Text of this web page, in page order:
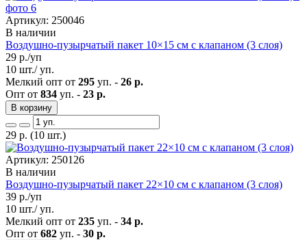
Артикул: 250046
В наличии
Воздушно-пузырчатый пакет 10×15 см с клапаном (3 слоя)
29 р./уп
10 шт./ уп.
Мелкий опт от 295 уп. - 26 р.
Опт от 834 уп. - 23 р.
В корзину
29 р. (10 шт.)
Артикул: 250126
В наличии
Воздушно-пузырчатый пакет 22×10 см с клапаном (3 слоя)
39 р./уп
10 шт./ уп.
Мелкий опт от 235 уп. - 34 р.
Опт от 682 уп. - 30 р.